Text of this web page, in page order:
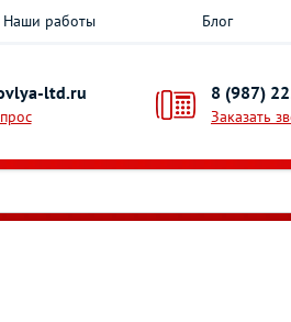
Наши работы Блог
ltd.ru 8 (987)
Заказать